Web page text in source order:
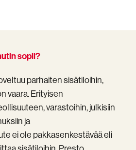
sopii?
parhaiten sisätiloihin,
vaara. Erityisen
varastoihin, julkisiin
ja
ei ole pakkasenkestävää eli